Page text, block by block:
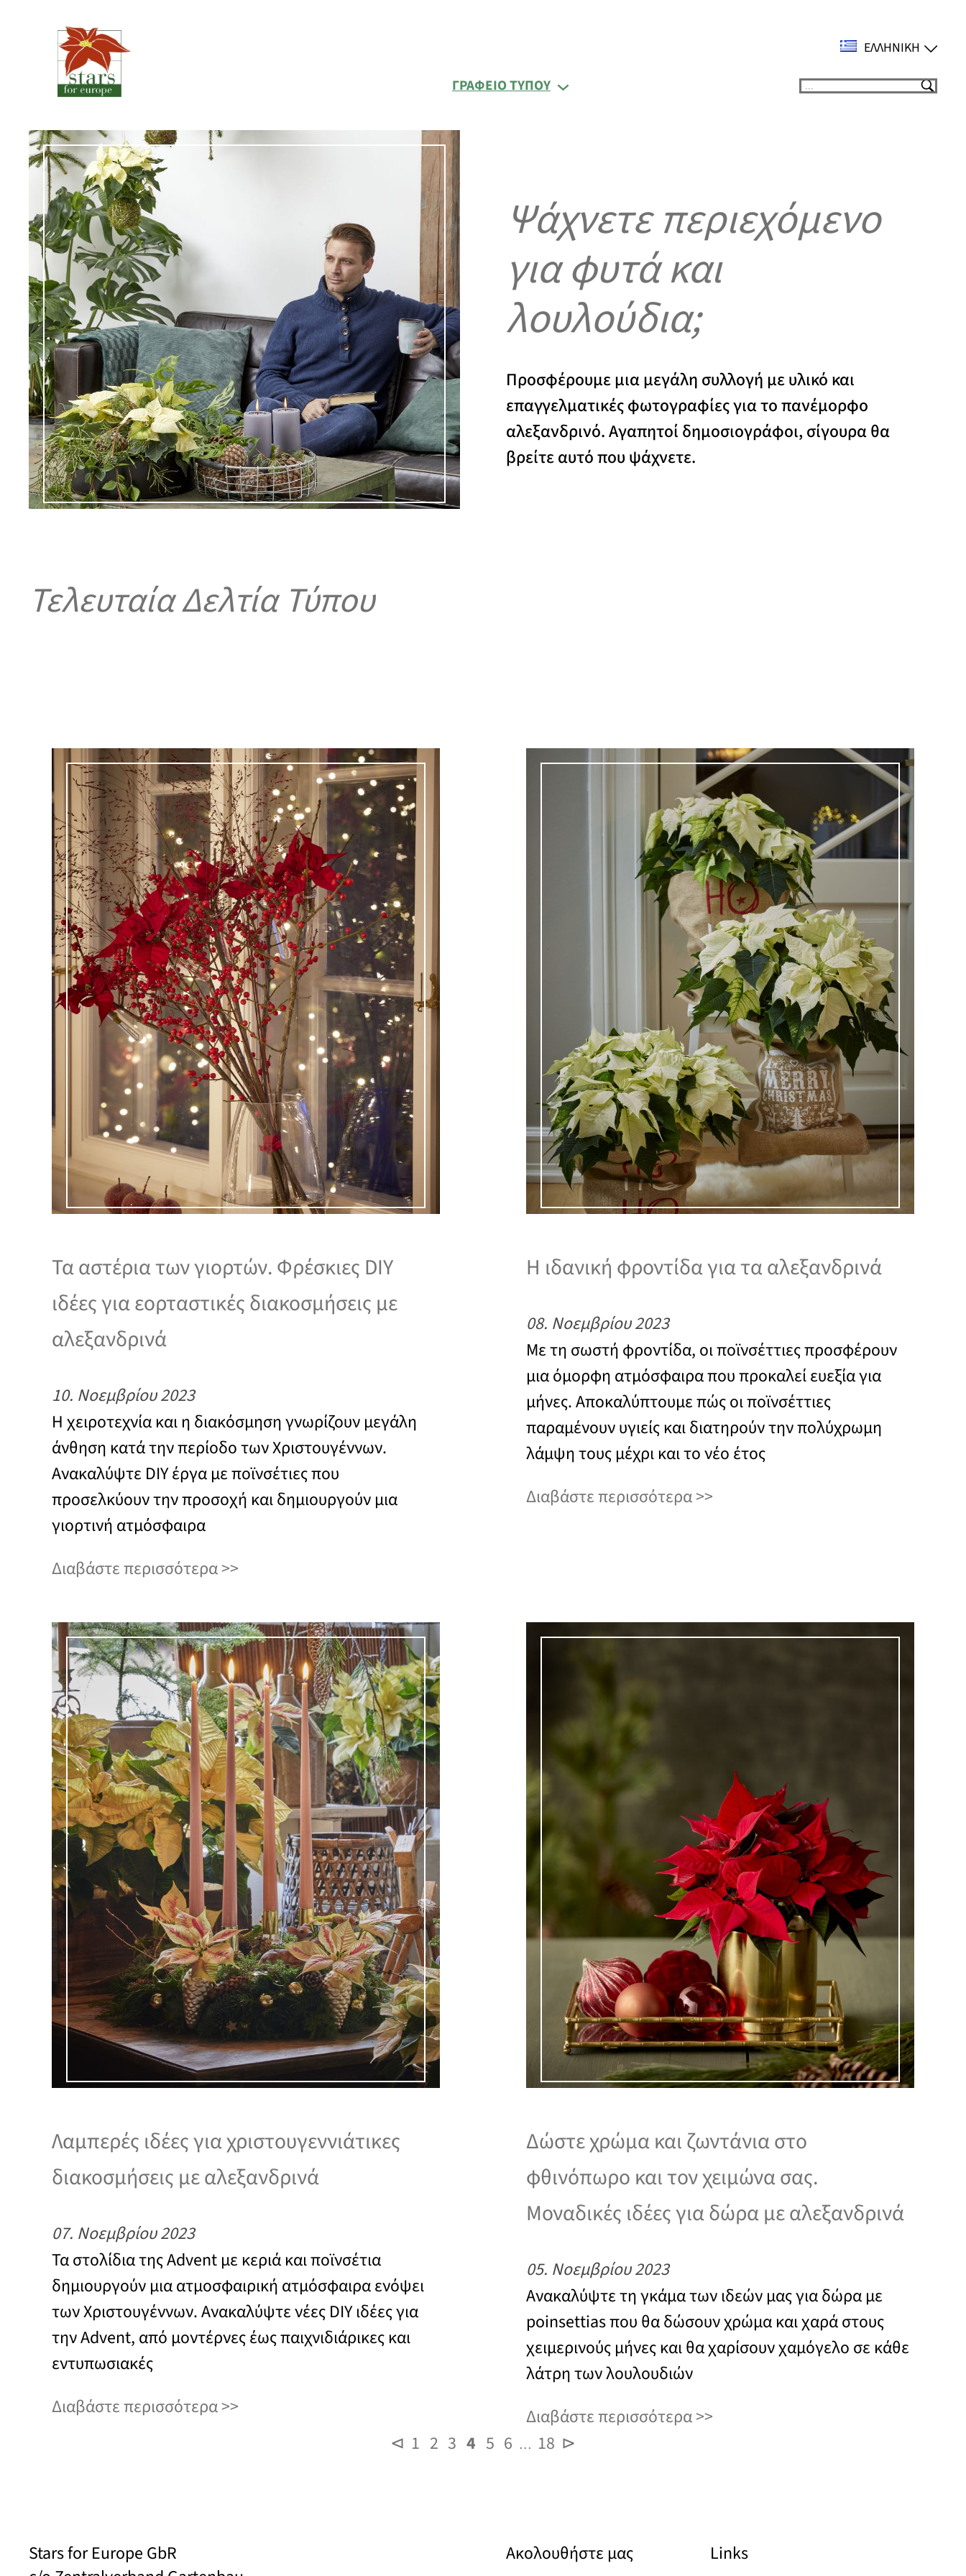
περιεχόμενο
ΕΛΛΗΝΙΚΉ
ΓΡΑΦΕΊΟ ΤΎΠΟΥ Suchen
Ψάχνετε περιεχόμενο
για φυτά και
λουλούδια;
Προσφέρουμε μια μεγάλη συλλογή με υλικό και
επαγγελματικές φωτογραφίες για το πανέμορφο
αλεξανδρινό. Αγαπητοί δημοσιογράφοι, σίγουρα θα
βρείτε αυτό που ψάχνετε.
Τελευταία Δελτία Τύπου
Τα αστέρια των γιορτών. Φρέσκιες DIY
ιδέες για εορταστικές διακοσμήσεις με
αλεξανδρινά
10. Νοεμβρίου 2023
Η χειροτεχνία και η διακόσμηση γνωρίζουν μεγάλη
άνθηση κατά την περίοδο των Χριστουγέννων.
Ανακαλύψτε DIY έργα με ποϊνσέτιες που
προσελκύουν την προσοχή και δημιουργούν μια
γιορτινή ατμόσφαιρα
Διαβάστε περισσότερα
Η ιδανική φροντίδα για τα αλεξανδρινά
08. Νοεμβρίου 2023
Με τη σωστή φροντίδα, οι ποϊνσέττιες προσφέρουν
μια όμορφη ατμόσφαιρα που προκαλεί ευεξία για
μήνες. Αποκαλύπτουμε πώς οι ποϊνσέττιες
παραμένουν υγιείς και διατηρούν την πολύχρωμη
λάμψη τους μέχρι και το νέο έτος
Διαβάστε περισσότερα
Λαμπερές ιδέες για χριστουγεννιάτικες
διακοσμήσεις με αλεξανδρινά
07. Νοεμβρίου 2023
Τα στολίδια της Advent με κεριά και ποϊνσέτια
δημιουργούν μια ατμοσφαιρική ατμόσφαιρα ενόψει
των Χριστουγέννων. Ανακαλύψτε νέες DIY ιδέες για
την Advent, από μοντέρνες έως παιχνιδιάρικες και
εντυπωσιακές
Διαβάστε περισσότερα
Δώστε χρώμα και ζωντάνια στο
φθινόπωρο και τον χειμώνα σας.
Μοναδικές ιδέες για δώρα με αλεξανδρινά
05. Νοεμβρίου 2023
Ανακαλύψτε τη γκάμα των ιδεών μας για δώρα με
poinsettias που θα δώσουν χρώμα και χαρά στους
χειμερινούς μήνες και θα χαρίσουν χαμόγελο σε κάθε
λάτρη των λουλουδιών
Διαβάστε περισσότερα
⊲ 1 2 3 4 5 6 … 18 ⊳
Stars for Europe GbR
Ακολουθήστε μας Links